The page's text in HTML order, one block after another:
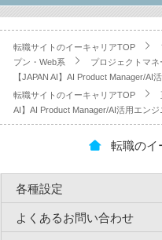
転職サイトのイーキャリアTOP
プン・Web系
プロジェクトマネ
【JAPAN AI】AI Product Manager/AI
転職サイトのイーキャリアTOP
AI】AI Product Manager/AI活用エン
転職のイ
各種設定
よくあるお問い合わせ